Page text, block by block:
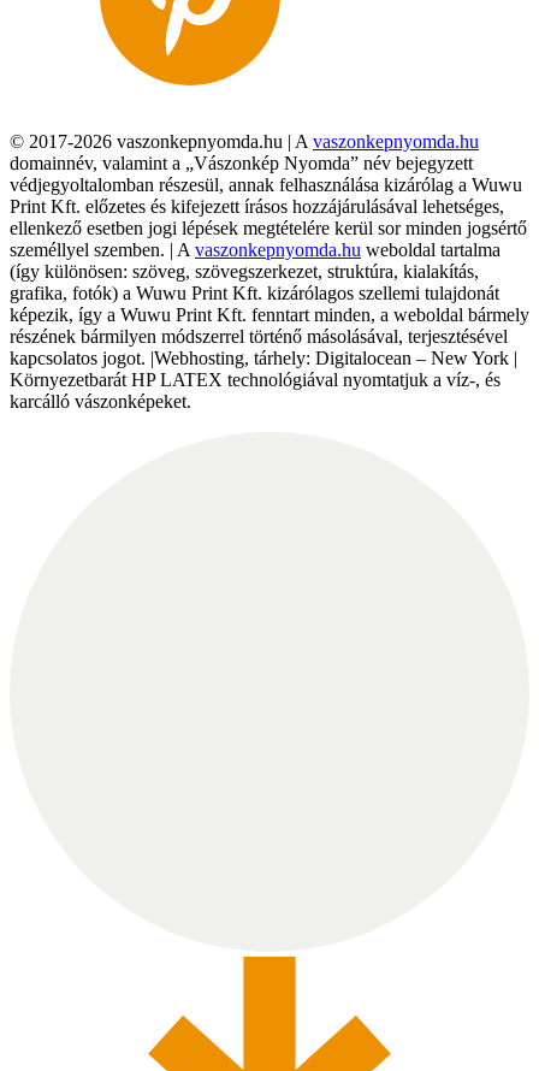
© 2017-2026 vaszonkepnyomda.hu | A vaszonkepnyomda.hu
domainnév, valamint a „Vászonkép Nyomda” név bejegyzett
védjegyoltalomban részesül, annak felhasználása kizárólag a Wuwu
Print Kft. előzetes és kifejezett írásos hozzájárulásával lehetséges,
ellenkező esetben jogi lépések megtételére kerül sor minden jogsértő
személlyel szemben. | A vaszonkepnyomda.hu weboldal tartalma
(így különösen: szöveg, szövegszerkezet, struktúra, kialakítás,
grafika, fotók) a Wuwu Print Kft. kizárólagos szellemi tulajdonát
képezik, így a Wuwu Print Kft. fenntart minden, a weboldal bármely
részének bármilyen módszerrel történő másolásával, terjesztésével
kapcsolatos jogot. |Webhosting, tárhely: Digitalocean – New York |
Környezetbarát HP LATEX technológiával nyomtatjuk a víz-, és
karcálló vászonképeket.